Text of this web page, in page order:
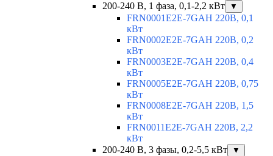
200-240 В, 1 фаза, 0,1-2,2 кВт ▼
FRN0001E2E-7GAH 220В, 0,1
кВт
FRN0002E2E-7GAH 220В, 0,2
кВт
FRN0003E2E-7GAH 220В, 0,4
кВт
FRN0005E2E-7GAH 220В, 0,75
кВт
FRN0008E2E-7GAH 220В, 1,5
кВт
FRN0011E2E-7GAH 220В, 2,2
кВт
200-240 В, 3 фазы, 0,2-5,5 кВт
▼